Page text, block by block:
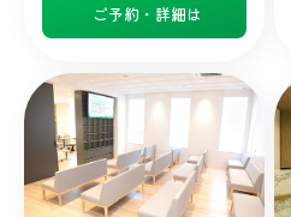
ご予約・詳細は